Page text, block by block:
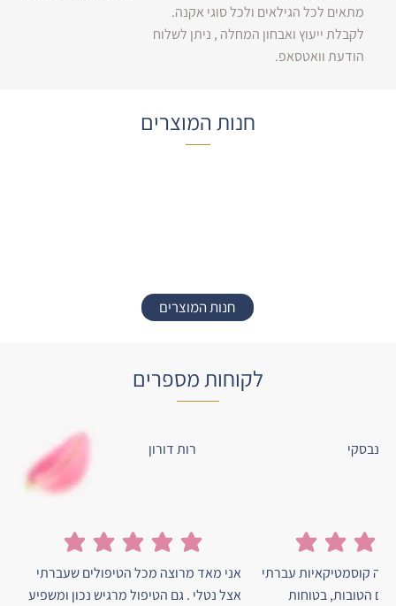
מתאים לכל הגילאים ולכל סוגי אקנה.
לקבלת ייעוץ ואבחון המחלה , ניתן לשלוח
הודעת וואטסאפ.
חנות המוצרים
חנות המוצרים
לקוחות מספרים
רות דורון
הדירוג הממוצא הוא 5 מתוך 5
אני מאד מרוצה מכל הטיפולים שעברתי
אצל נטלי . גם הטיפול מרגיש נכון ומשפיע
הדירוג הממוצא הוא 5 מתוך 5
קוסמטיקאיות עברתי
הטובות, בטוחות